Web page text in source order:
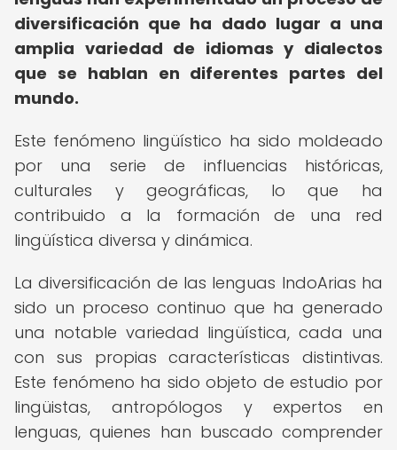
diversificación que ha dado lugar a una
amplia variedad de idiomas y dialectos
que se hablan en diferentes partes del
mundo.
Este fenómeno lingüístico ha sido moldeado
por una serie de influencias históricas,
culturales y geográficas, lo que ha
contribuido a la formación de una red
lingüística diversa y dinámica.
La diversificación de las lenguas IndoArias ha
sido un proceso continuo que ha generado
una notable variedad lingüística, cada una
con sus propias características distintivas.
Este fenómeno ha sido objeto de estudio por
lingüistas, antropólogos y expertos en
lenguas, quienes han buscado comprender